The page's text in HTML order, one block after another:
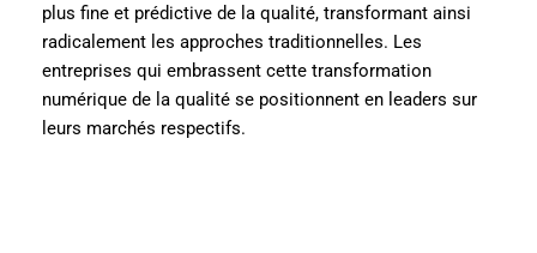
plus fine et prédictive de la qualité, transformant ainsi
radicalement les approches traditionnelles. Les
entreprises qui embrassent cette transformation
numérique de la qualité se positionnent en leaders sur
leurs marchés respectifs.